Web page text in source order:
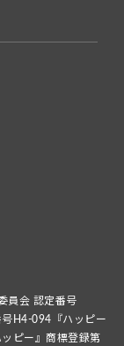
員会 認定番号
H4-094『ハッピー
ピー』商標登録第